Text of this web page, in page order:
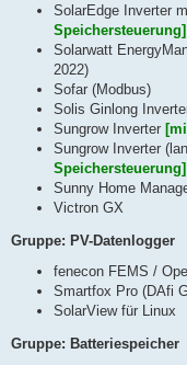
SolarEdge Inverter
Speichersteuerung]
Solarwatt
2022)
Sofar (Modbus)
Solis Ginlong
Sungrow Inverter
Sungrow Inverter
Speichersteuerung]
Sunny Home
Victron GX
Gruppe: PV-Datenlogger
fenecon FEMS /
Smartfox Pro (DAfi
SolarView für Linux
Gruppe: Batteriespeicher